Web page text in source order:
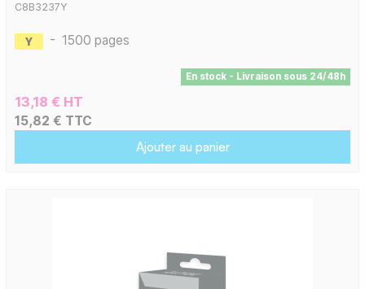
C8B3237Y
- 1500 pages
En stock - Livraison sous 24/48h
13,18 € HT
15,82 € TTC
Ajouter au panier